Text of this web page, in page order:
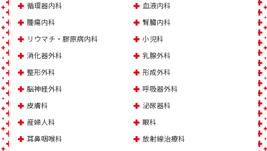
循環器内科
血液内科
腫瘍内科
腎臓内科
リウマチ・膠原病内科
小児科
消化器外科
乳腺外科
整形外科
形成外科
脳神経外科
呼吸器外科
皮膚科
泌尿器科
産婦人科
眼科
耳鼻咽喉科
放射線治療科